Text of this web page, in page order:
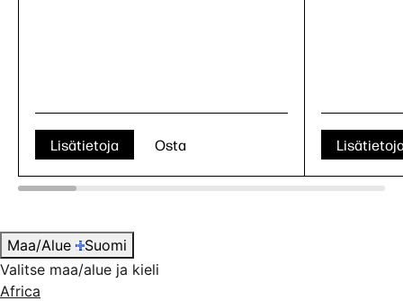
Lisätietoja Osta
Maa/Alue
Suomi
Valitse maa/alue ja kieli
Africa